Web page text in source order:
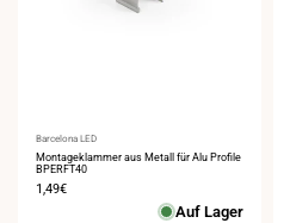
Anbieter:
Barcelona LED
Montageklammer aus Metall für Alu Profile
BPERFT40
Verkaufspreis
1,49€
Auf Lager